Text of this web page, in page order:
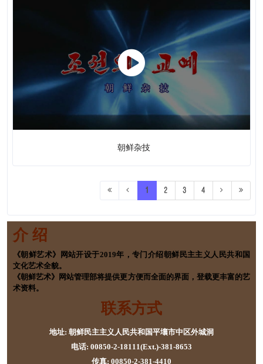
朝鲜杂技
1 2 3 4
介 绍
《朝鲜艺术》网站开设于2019年，专门介绍朝鲜民主主义人民共和国
文化艺术全貌。
《朝鲜艺术》网站管理部将提供更方便而全面的界面，登载更丰富的艺
术资料。
联系方式
地址: 朝鲜民主主义人民共和国平壤市中区外城洞
电话: 00850-2-18111(Ext.)-381-8653
传真: 00850-2-381-4410